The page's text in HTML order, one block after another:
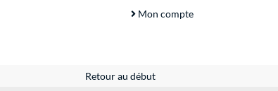
Mon compte
Retour au début